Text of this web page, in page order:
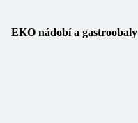
EKO nádobí a gastroobaly